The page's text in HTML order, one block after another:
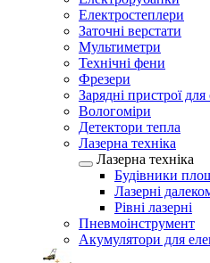
Електростеплери
Заточні верстати
Мультиметри
Технічні фени
Фрезери
Зарядні пристрої
Вологоміри
Детектори тепла
Лазерна техніка
Лазерна техніка
Будівники
Лазерні
Рівні лазерні
Пневмоінструмент
Акумулятори для